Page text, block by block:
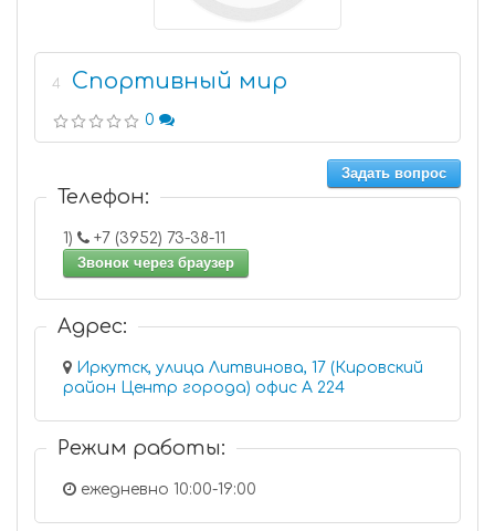
4 Спортивный мир
0
Задать вопрос
Телефон:
1)
+7 (3952) 73-38-11
Звонок через браузер
Адрес:
Иркутск, улица Литвинова, 17 (Кировский
район Центр города) офис А 224
Режим работы:
ежедневно 10:00-19:00